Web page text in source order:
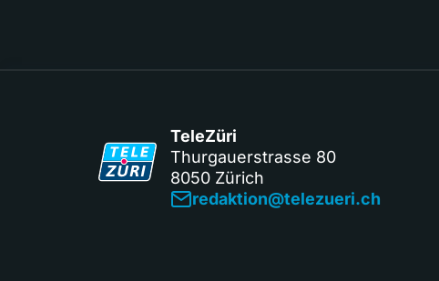
TeleZüri
Thurgauerstrasse 80
8050 Zürich
redaktion@telezueri.ch